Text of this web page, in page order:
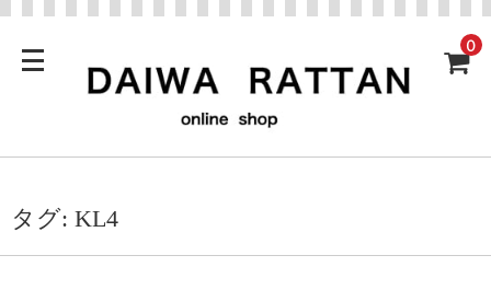
0
タグ: KL4